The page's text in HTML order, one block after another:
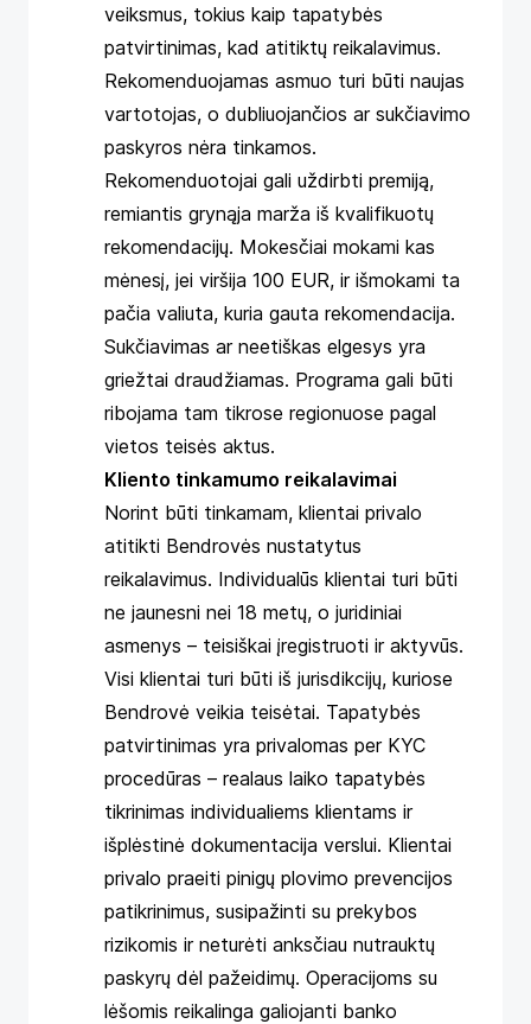
veiksmus, tokius kaip tapatybės
patvirtinimas, kad atitiktų reikalavimus.
Rekomenduojamas asmuo turi būti naujas
vartotojas, o dubliuojančios ar sukčiavimo
paskyros nėra tinkamos.
Rekomenduotojai gali uždirbti premiją,
remiantis grynąja marža iš kvalifikuotų
rekomendacijų. Mokesčiai mokami kas
mėnesį, jei viršija 100 EUR, ir išmokami ta
pačia valiuta, kuria gauta rekomendacija.
Sukčiavimas ar neetiškas elgesys yra
griežtai draudžiamas. Programa gali būti
ribojama tam tikrose regionuose pagal
vietos teisės aktus.
Kliento tinkamumo reikalavimai
Norint būti tinkamam, klientai privalo
atitikti Bendrovės nustatytus
reikalavimus. Individualūs klientai turi būti
ne jaunesni nei 18 metų, o juridiniai
asmenys – teisiškai įregistruoti ir aktyvūs.
Visi klientai turi būti iš jurisdikcijų, kuriose
Bendrovė veikia teisėtai. Tapatybės
patvirtinimas yra privalomas per KYC
procedūras – realaus laiko tapatybės
tikrinimas individualiems klientams ir
išplėstinė dokumentacija verslui. Klientai
privalo praeiti pinigų plovimo prevencijos
patikrinimus, susipažinti su prekybos
rizikomis ir neturėti anksčiau nutrauktų
paskyrų dėl pažeidimų. Operacijoms su
lėšomis reikalinga galiojanti banko